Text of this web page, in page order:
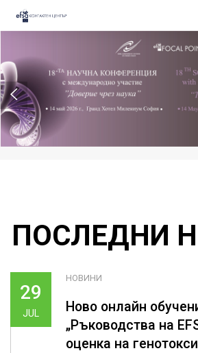
ПОСЛЕДНИ
29
JUL
НОВИНИ
Ново онлайн
„Ръководства на
оценка на